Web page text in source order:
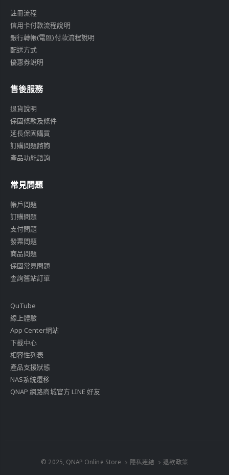
註冊流程
信用卡付款流程說明
銀行轉帳(電匯)付款流程說明
配送方式
優惠券說明
售後服務
退貨說明
保固條款及條件
延長保固購買
訂購問題諮詢
產品功能諮詢
常見問題
帳戶問題
訂購問題
支付問題
發票問題
商品問題
保固常見問題
查詢舊站訂單
QuTube
線上體驗
App Center網站
下載中心
相容性列表
產品支援狀態
NAS系統遷移
QNAP 網路商城官方 LINE 好友
© 2025, QNAP Online Store 隱私連結 退款政策